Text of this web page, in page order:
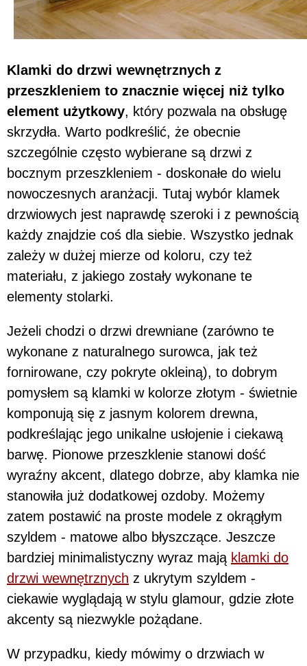
Klamki do drzwi wewnętrznych z
przeszkleniem to znacznie więcej niż tylko
element użytkowy, który pozwala na obsługę
skrzydła. Warto podkreślić, że obecnie
szczególnie często wybierane są drzwi z
bocznym przeszkleniem - doskonałe do wielu
nowoczesnych aranżacji. Tutaj wybór klamek
drzwiowych jest naprawdę szeroki i z pewnością
każdy znajdzie coś dla siebie. Wszystko jednak
zależy w dużej mierze od koloru, czy też
materiału, z jakiego zostały wykonane te
elementy stolarki.
Jeżeli chodzi o drzwi drewniane (zarówno te
wykonane z naturalnego surowca, jak też
fornirowane, czy pokryte okleiną), to dobrym
pomysłem są klamki w kolorze złotym - świetnie
komponują się z jasnym kolorem drewna,
podkreślając jego unikalne usłojenie i ciekawą
barwę. Pionowe przeszklenie stanowi dość
wyraźny akcent, dlatego dobrze, aby klamka nie
stanowiła już dodatkowej ozdoby. Możemy
zatem postawić na proste modele z okrągłym
szyldem - matowe albo błyszczące. Jeszcze
bardziej minimalistyczny wyraz mają klamki do
drzwi wewnętrznych z ukrytym szyldem -
ciekawie wyglądają w stylu glamour, gdzie złote
akcenty są niezwykle pożądane.
W przypadku, kiedy mówimy o drzwiach w